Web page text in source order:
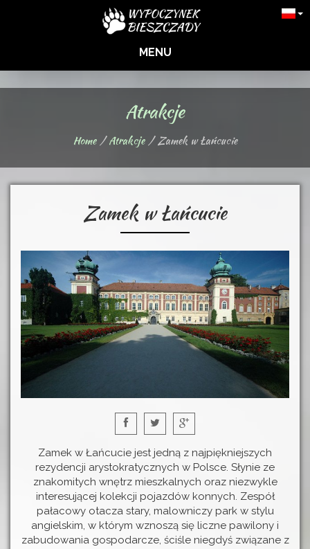
MENU
Atrakcje
Home Atrakcje Zamek w Łańcucie
Zamek w Łańcucie
Zamek w Łańcucie jest jedną z najpiękniejszych
rezydencji arystokratycznych w Polsce. Słynie ze
znakomitych wnętrz mieszkalnych oraz niezwykle
interesującej kolekcji pojazdów konnych. Zespół
pałacowy otacza stary, malowniczy park w stylu
angielskim, w którym wznoszą się liczne pawilony i
zabudowania gospodarcze, ściśle niegdyś związane z